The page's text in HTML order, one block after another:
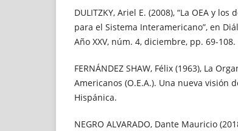
DULITZKY, Ariel E. (2008), “La OEA y
para el Sistema Interamericano”, en
Año XXV, núm. 4, diciembre, pp. 69-108.
FERNÁNDEZ SHAW, Félix (1963), La
Americanos (O.E.A.). Una nueva visión
Hispánica.
NEGRO ALVARADO, Dante Mauricio